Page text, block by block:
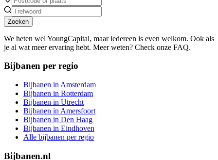
Zoeken
We heten wel YoungCapital, maar iedereen is even welkom. Ook als
je al wat meer ervaring hebt. Meer weten? Check onze FAQ.
Bijbanen per regio
Bijbanen in Amsterdam
Bijbanen in Rotterdam
Bijbanen in Utrecht
Bijbanen in Amersfoort
Bijbanen in Den Haag
Bijbanen in Eindhoven
Alle bijbanen per regio
Bijbanen.nl